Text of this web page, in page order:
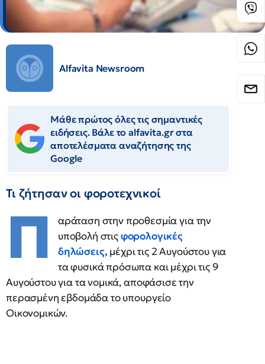
Alfavita Newsroom
Μάθε πρώτος όλες τις σημαντικές
ειδήσεις. Βάλε το alfavita.gr στα
αποτελέσματα αναζήτησης της
Google
Τι ζήτησαν οι φοροτεχνικοί
Π
αράταση στην προθεσμία για την
υποβολή στιςφορολογικές
δηλώσεις, μέχρι τις 2 Αυγούστου για
τα φυσικά πρόσωπα και μέχρι τις 9
Αυγούστου για τα νομικά, αποφάσισε την
περασμένη εβδομάδα το υπουργείο
Οικονομικών.